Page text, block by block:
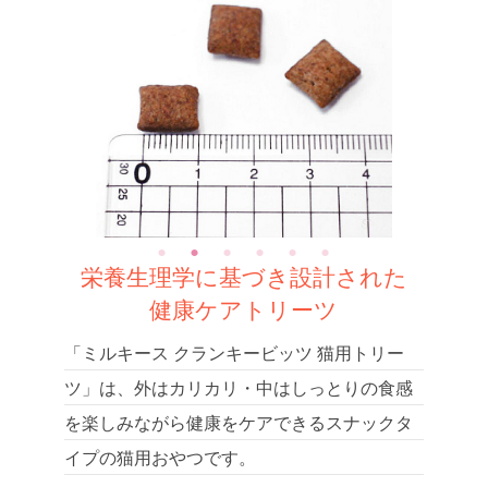
栄養生理学に基づき設計された
健康ケアトリーツ
「ミルキース クランキービッツ 猫用トリー
ツ」は、外はカリカリ・中はしっとりの食感
を楽しみながら健康をケアできるスナックタ
イプの猫用おやつです。